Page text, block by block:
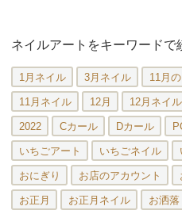
ネイルアートをキーワードで
1月ネイル 3月ネイル 11月
11月ネイル 12月 12月ネイル
2022 Cカール Dカール
いちごアート いちごネイル
おにぎり お店のアカウント
お正月 お正月ネイル お洒落